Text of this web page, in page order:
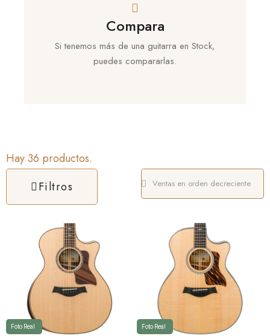
Compara
Si tenemos más de una guitarra en Stock,
puedes compararlas.
Hay 36 productos.
Filtros
Foto Real Foto Real